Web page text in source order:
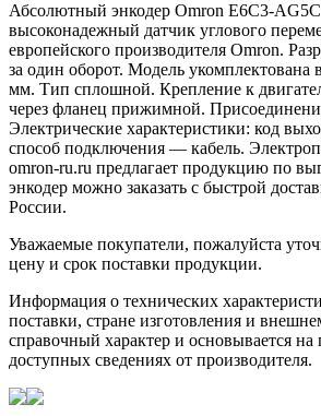
Абсолютный энкодер Omron E6C3-
высоконадежный датчик углового
европейского производителя Omron.
за один оборот. Модель укомплектована
мм. Тип сплошной. Крепление к
через фланец прижимной.
Электрические характеристики: код
способ подключения — кабель.
omron-ru.ru предлагает продукцию по
энкодер можно заказать с быстрой
России.
Уважаемые покупатели, пожалуйста
цену и срок поставки продукции.
Информация о технических
поставки, стране изготовления и
справочный характер и основывается на
доступных сведениях от производителя.